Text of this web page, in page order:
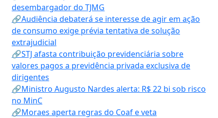
desembargador do TJMG
🔗Audiência debaterá se interesse de agir em ação
de consumo exige prévia tentativa de solução
extrajudicial
🔗STJ afasta contribuição previdenciária sobre
valores pagos a previdência privada exclusiva de
dirigentes
🔗Ministro Augusto Nardes alerta: R$ 22 bi sob risco
no MinC
🔗Moraes aperta regras do Coaf e veta